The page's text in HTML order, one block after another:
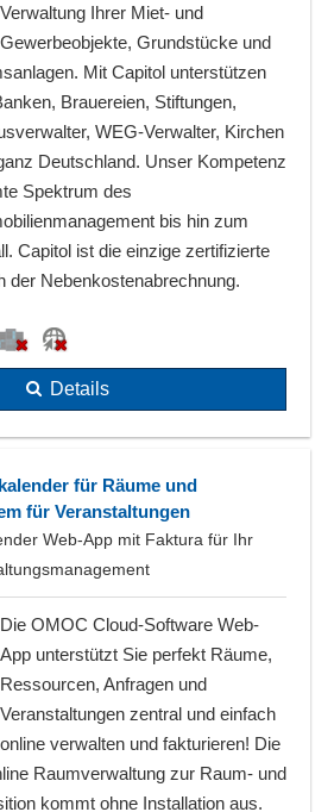
Verwaltung Ihrer Miet- und
Gewerbeobjekte, Grundstücke und
Mit Capitol unterstützen
Brauereien, Stiftungen,
WEG-Verwalter, Kirchen
Deutschland. Unser Kompetenz
Spektrum des
bis hin zum
Capitol ist die einzige zertifizierte
der Nebenkostenabrechnung.
Details
für Räume und
für Veranstaltungen
Web-App mit Faktura für Ihr
Die OMOC Cloud-Software Web-
App unterstützt Sie perfekt Räume,
Ressourcen, Anfragen und
Veranstaltungen zentral und einfach
online verwalten und fakturieren! Die
Raumverwaltung zur Raum- und
kommt ohne Installation aus.